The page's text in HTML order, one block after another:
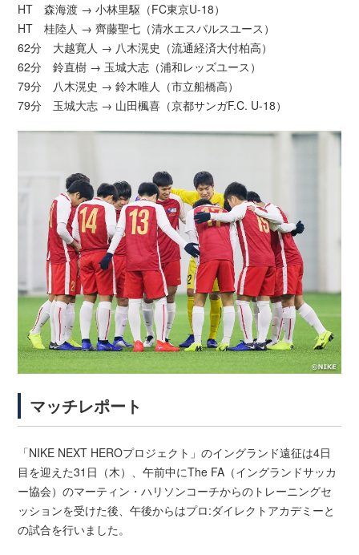
HT 森海渡 → 小林里駆（FC東京U-18）
HT 桂陸人 → 齊藤聖七（清水エスパルスユース）
62分 大越寛人 → 八木滉史（流通経済大付柏高）
62分 鈴直樹 → 玉城大志（浦和レッズユース）
79分 八木滉史 → 鈴木唯人（市立船橋高）
79分 玉城大志 → 山田楓喜（京都サンガF.C. U-18）
マッチレポート
「NIKE NEXT HEROプロジェクト」のイングランド遠征は4日
目を迎えた31日（木）、午前中にThe FA（イングランドサッカ
ー協会）のマーティン・ハリソンコーチからのトレーニングセ
ッションを受けた後、午後からはプロ:ダイレクトアカデミーと
の試合を行いました。